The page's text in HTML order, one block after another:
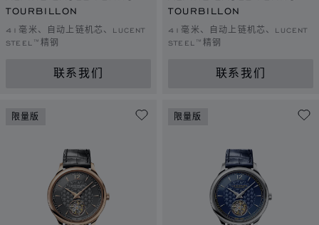
TOURBILLON
41毫米、自动上链机芯、LUCENT
STEEL™精钢
联系我们
TOURBILLON
41毫米、自动上链机芯、LUCENT
STEEL™精钢
联系我们
限量版 限量版